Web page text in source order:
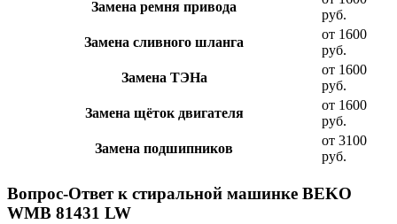
Замена ремня привода
руб.
Замена сливного шланга
от 1600
руб.
Замена ТЭНа
от 1600
руб.
Замена щёток двигателя
от 1600
руб.
Замена подшипников
от 3100
руб.
Вопрос-Ответ к стиральной машинке BEKO
WMB 81431 LW